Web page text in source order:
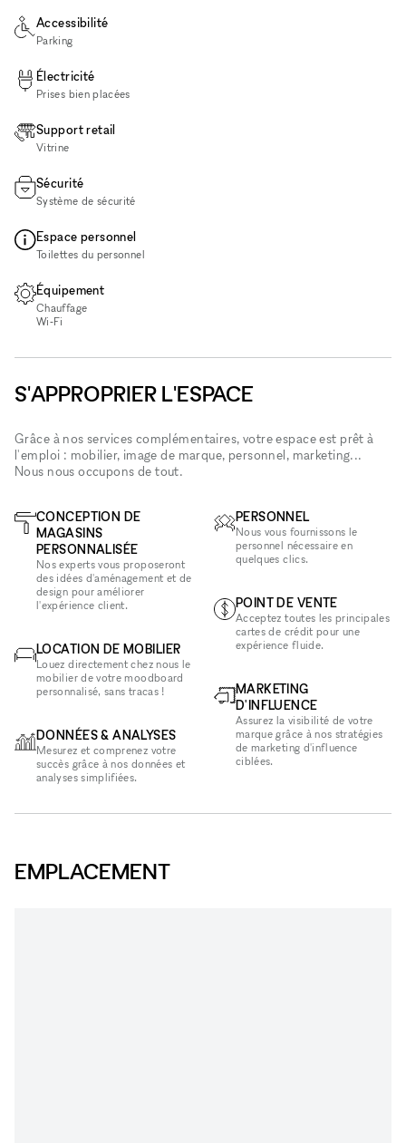
Accessibilité
Parking
Électricité
Prises bien placées
Support retail
Vitrine
Sécurité
Système de sécurité
Espace personnel
Toilettes du personnel
Équipement
Chauffage
Wi‑Fi
S'APPROPRIER L'ESPACE
Grâce à nos services complémentaires, votre espace est prêt à
l'emploi : mobilier, image de marque, personnel, marketing...
Nous nous occupons de tout.
CONCEPTION DE
MAGASINS
PERSONNALISÉE
Nos experts vous proposeront
des idées d'aménagement et de
design pour améliorer
l'expérience client.
LOCATION DE MOBILIER
Louez directement chez nous le
mobilier de votre moodboard
personnalisé, sans tracas !
DONNÉES & ANALYSES
Mesurez et comprenez votre
succès grâce à nos données et
analyses simplifiées.
PERSONNEL
Nous vous fournissons le
personnel nécessaire en
quelques clics.
POINT DE VENTE
Acceptez toutes les principales
cartes de crédit pour une
expérience fluide.
MARKETING
D'INFLUENCE
Assurez la visibilité de votre
marque grâce à nos stratégies
de marketing d'influence
ciblées.
EMPLACEMENT